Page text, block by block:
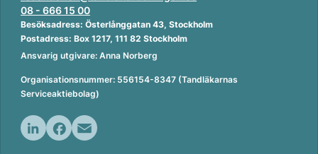
08 - 666 15 00
Besöksadress: Österlånggatan 43, Stockholm
Postadress: Box 1217, 111 82 Stockholm
Ansvarig utgivare: Anna Norberg
Organisationsnummer: 556154-8347 (Tandläkarnas
Serviceaktiebolag)